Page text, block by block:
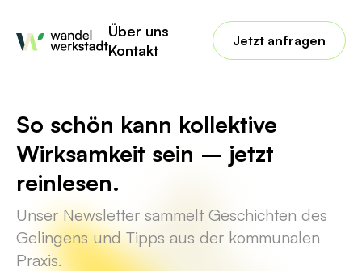
Über uns
Kontakt
Jetzt anfragen
No posts found for your tag,
category or search term.
So schön kann kollektive
Wirksamkeit sein – jetzt
reinlesen.
Unser Newsletter sammelt Geschichten des
Gelingens und Tipps aus der kommunalen
Praxis.